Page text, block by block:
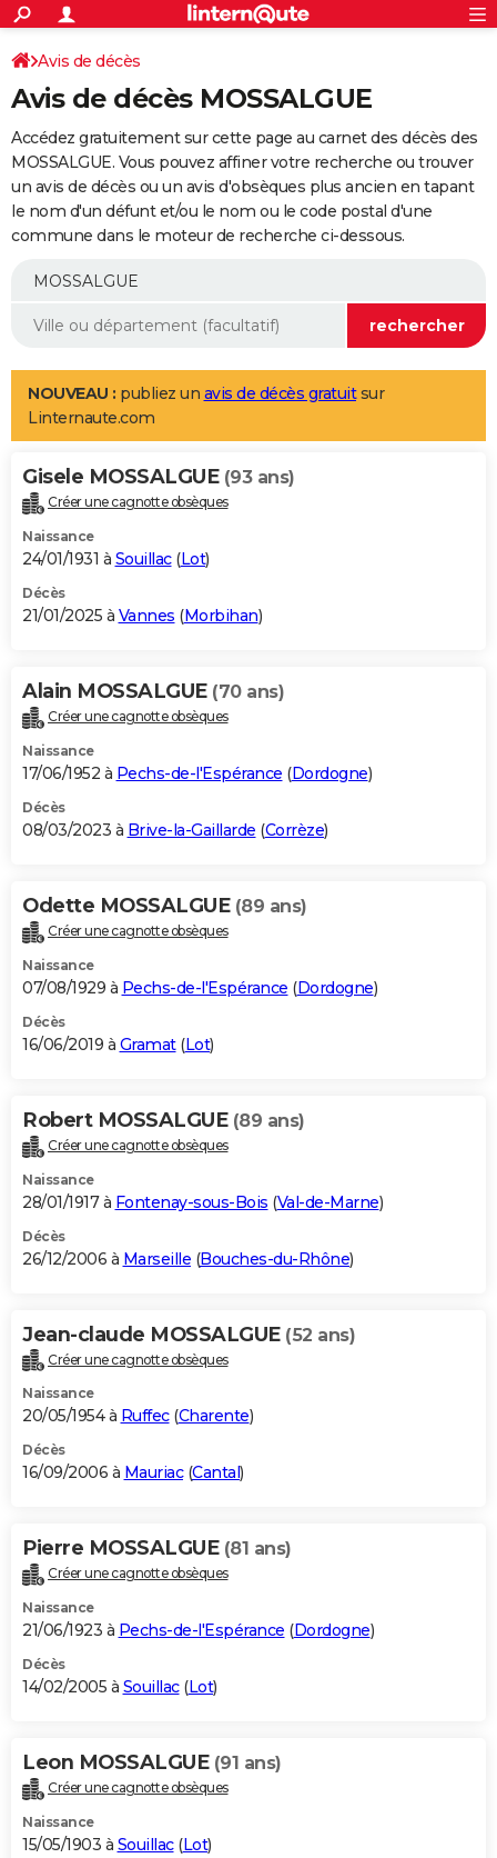
ACTUALITÉS
Politique
Société
Faits Divers
Education
Monde
Villes
+
SPORT
Coupe du monde 2026
Football
Tennis
Cyclisme
Rugby
Forum
Programme TV
TNT
Streaming
Cinéma
Sorties cinéma
Musique
+
FINANCE
Impôts
Immobilier
Risques naturels par ville
Banque
Assurance
Crédit
AUTO
Essais
Réserver un essai
Citadines
Berlines
SUV
Forum auto
+
Mobiles
Meilleur smartphone
Internet
Ordinateurs
Jeux vidéo
Guide high-tech
Aménagement intérieur
LIFESTYLE
Art de vivre
Bien-être
Loisirs
Mode
Modes de vie
Alimentation
Guide de la santé
Maladies
Médicaments
Sommeil
VOYAGE
Destinations
City break
Voyage nature
Voyage de noces
Forum
Climat
+PHOTO
GUIDES D'ACHAT
BONS PLANS
Carte de Noël
Carte Bonne année
Carte Saint-Valentin
Carte Pâques
Carte d'anniversaire
DICTIONNAIRE
Dictionnaire
Biographies
Citations
Expressions
Proverbes
PROGRAMME TV
S'inscrire
Se connecter
Lycées
Collèges
Primaires
Universités
Entreprises
Service militaire
Avis de recherche
AVIS DE DÉCÈS
Bricolage
Lifestyle
Culture
Sport
Auto
Television
Voyage
Cinema
Avis de décès
Avis de décès MOSSALGUE
Accédez gratuitement sur cette page au carnet des décès des
MOSSALGUE. Vous pouvez affiner votre recherche ou trouver
un avis de décès ou un avis d'obsèques plus ancien en tapant
le nom d'un défunt et/ou le nom ou le code postal d'une
commune dans le moteur de recherche ci-dessous.
NOUVEAU : publiez un avis de décès gratuitsur
Linternaute.com
Gisele MOSSALGUE (93 ans)
Créer une cagnotte obsèques
Naissance
24/01/1931 à Souillac(Lot)
Décès
21/01/2025 à Vannes (Morbihan)
Alain MOSSALGUE (70 ans)
Créer une cagnotte obsèques
Naissance
17/06/1952 à Pechs-de-l'Espérance (Dordogne)
Décès
08/03/2023 à Brive-la-Gaillarde (Corrèze)
Odette MOSSALGUE (89 ans)
Créer une cagnotte obsèques
Naissance
07/08/1929 à Pechs-de-l'Espérance (Dordogne)
Décès
16/06/2019 à Gramat(Lot)
Robert MOSSALGUE (89 ans)
Créer une cagnotte obsèques
Naissance
28/01/1917 à Fontenay-sous-Bois (Val-de-Marne)
Décès
26/12/2006 à Marseille (Bouches-du-Rhône)
Jean-claude MOSSALGUE (52 ans)
Créer une cagnotte obsèques
Naissance
20/05/1954 à Ruffec(Charente)
Décès
16/09/2006 à Mauriac(Cantal )
Pierre MOSSALGUE (81 ans)
Créer une cagnotte obsèques
Naissance
21/06/1923 à Pechs-de-l'Espérance (Dordogne)
Décès
14/02/2005 à Souillac(Lot)
Leon MOSSALGUE (91 ans)
Créer une cagnotte obsèques
Naissance
15/05/1903 à Souillac(Lot)